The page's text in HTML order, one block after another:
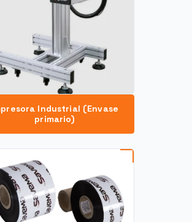
Industrial (Envase
primario)